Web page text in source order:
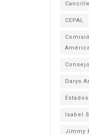
CEPAL
Darys
Isabel
Jimmy